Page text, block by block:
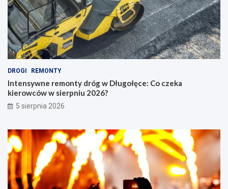
DROGI REMONTY
Intensywne remonty dróg w Długołęce: Co czeka
kierowców w sierpniu 2026?
5 sierpnia 2026